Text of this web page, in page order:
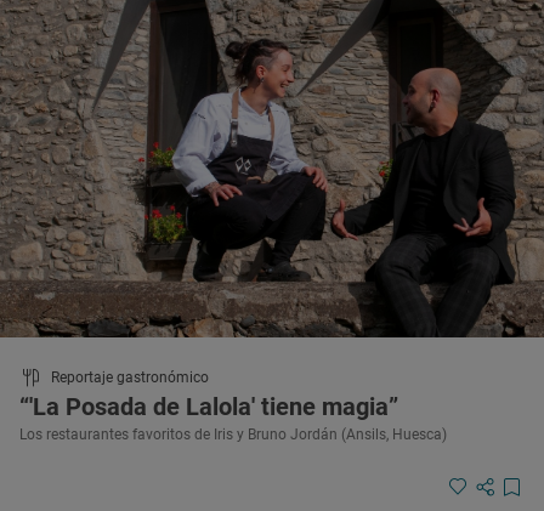
Reportaje gastronómico
“'La Posada de Lalola' tiene magia”
Los restaurantes favoritos de Iris y Bruno Jordán (Ansils, Huesca)